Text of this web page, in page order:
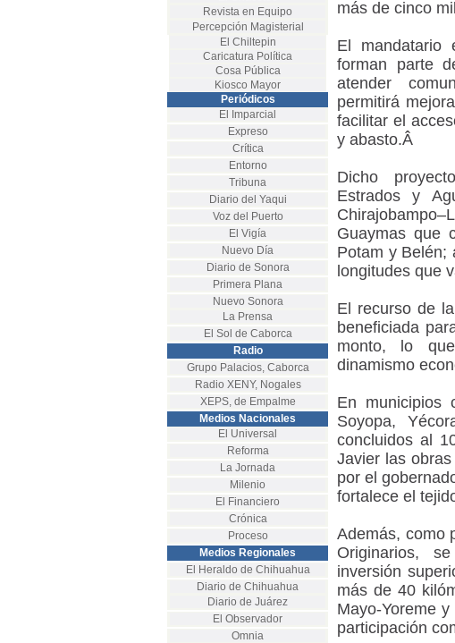
Revista en Equipo
Percepción Magisterial
El Chiltepin
Caricatura Política
Cosa Pública
Kiosco Mayor
Periódicos
El Imparcial
Expreso
Crítica
Entorno
Tribuna
Diario del Yaqui
Voz del Puerto
El Vigía
Nuevo Día
Diario de Sonora
Primera Plana
Nuevo Sonora
La Prensa
El Sol de Caborca
Radio
Grupo Palacios, Caborca
Radio XENY, Nogales
XEPS, de Empalme
Medios Nacionales
El Universal
Reforma
La Jornada
Milenio
El Financiero
Crónica
Proceso
Medios Regionales
El Heraldo de Chihuahua
Diario de Chihuahua
Diario de Juárez
El Observador
Omnia
más de cinco
El mandatario
forman parte
atender
permitirá
facilitar el
y abasto.Â
Dicho
Estrados y
Guaymas que
Potam y Belén;
longitudes que
El recurso de
beneficiada
monto, lo
dinamismo
En municipios
Soyopa,
concluidos al
Javier las
por el
fortalece el
Además, como
Originarios,
inversión
más de 40
Mayo-Yoreme
participación